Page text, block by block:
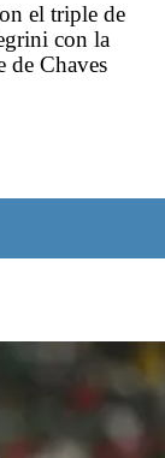
el triple de
con la
de Chaves